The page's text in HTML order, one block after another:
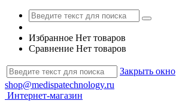
Избранное Нет товаров
Сравнение Нет товаров
Закрыть окно
shop@medispatechnology.ru
Интернет-магазин